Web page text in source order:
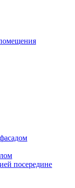
посередине